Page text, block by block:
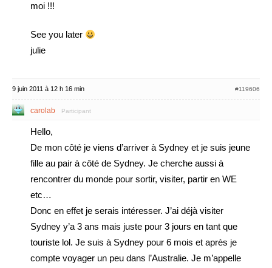
moi !!!
See you later
julie
9 juin 2011 à 12 h 16 min #119606
carolab Participant
Hello,
De mon côté je viens d’arriver à Sydney et je suis jeune
fille au pair à côté de Sydney. Je cherche aussi à
rencontrer du monde pour sortir, visiter, partir en WE
etc…
Donc en effet je serais intéresser. J’ai déjà visiter
Sydney y’a 3 ans mais juste pour 3 jours en tant que
touriste lol. Je suis à Sydney pour 6 mois et après je
compte voyager un peu dans l’Australie. Je m’appelle